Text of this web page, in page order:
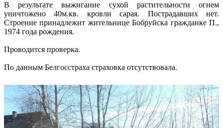
В результате выжигание сухой растительности огнем
уничтожено 40м.кв. кровли сарая. Пострадавших нет.
Строение принадлежит жительнице Бобруйска гражданке П.,
1974 года рождения.
Проводится проверка.
По данным Белгосстраха страховка отсутствовала.